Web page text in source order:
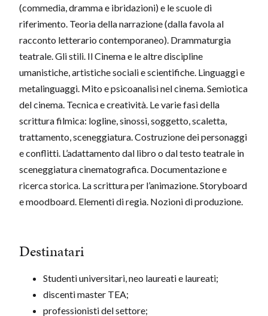
(commedia, dramma e ibridazioni) e le scuole di
riferimento. Teoria della narrazione (dalla favola al
racconto letterario contemporaneo). Drammaturgia
teatrale. Gli stili. Il Cinema e le altre discipline
umanistiche, artistiche sociali e scientifiche. Linguaggi e
metalinguaggi. Mito e psicoanalisi nel cinema. Semiotica
del cinema. Tecnica e creatività. Le varie fasi della
scrittura filmica: logline, sinossi, soggetto, scaletta,
trattamento, sceneggiatura. Costruzione dei personaggi
e conflitti. L’adattamento dal libro o dal testo teatrale in
sceneggiatura cinematografica. Documentazione e
ricerca storica. La scrittura per l’animazione. Storyboard
e moodboard. Elementi di regia. Nozioni di produzione.
Destinatari
Studenti universitari, neo laureati e laureati;
discenti master TEA;
professionisti del settore;